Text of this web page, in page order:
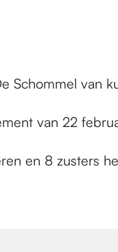
Schommel van
van 22
en 8 zusters